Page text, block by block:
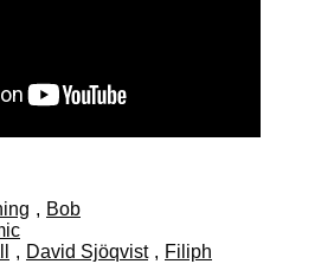
, Bob
, David Sjöqvist , Filiph